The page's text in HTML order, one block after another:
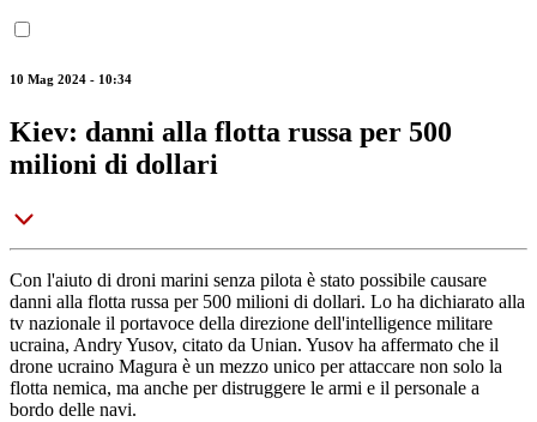
10 Mag 2024 - 10:34
Kiev: danni alla flotta russa per 500
milioni di dollari
Con l'aiuto di droni marini senza pilota è stato possibile causare
danni alla flotta russa per 500 milioni di dollari. Lo ha dichiarato alla
tv nazionale il portavoce della direzione dell'intelligence militare
ucraina, Andry Yusov, citato da Unian. Yusov ha affermato che il
drone ucraino Magura è un mezzo unico per attaccare non solo la
flotta nemica, ma anche per distruggere le armi e il personale a
bordo delle navi.